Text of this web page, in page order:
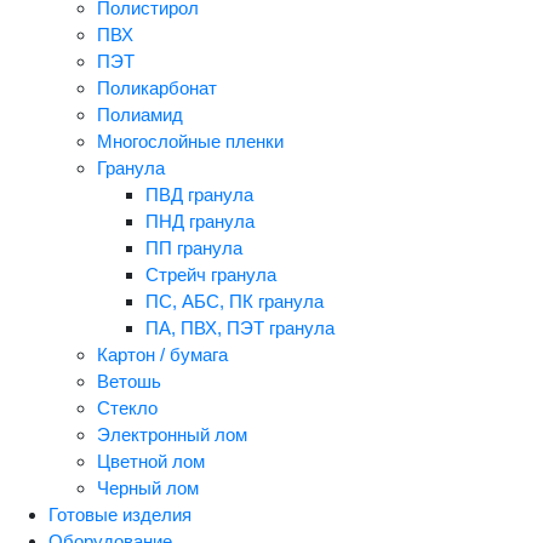
Полистирол
ПВХ
ПЭТ
Поликарбонат
Полиамид
Многослойные пленки
Гранула
ПВД гранула
ПНД гранула
ПП гранула
Стрейч гранула
ПС, АБС, ПК гранула
ПА, ПВХ, ПЭТ гранула
Картон / бумага
Ветошь
Стекло
Электронный лом
Цветной лом
Черный лом
Готовые изделия